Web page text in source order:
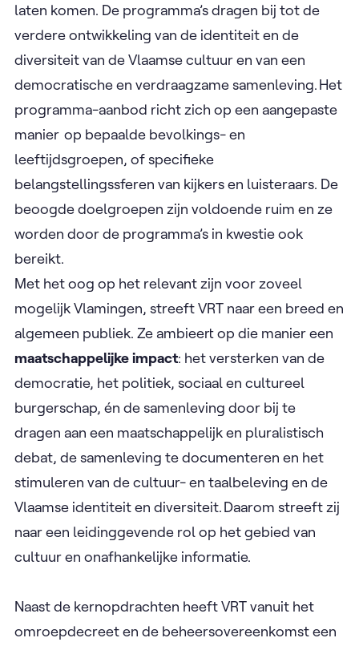
laten komen. De programma’s dragen bij tot de
verdere ontwikkeling van de identiteit en de
diversiteit van de Vlaamse cultuur en van een
democratische en verdraagzame samenleving. Het
programma-aanbod richt zich op een aangepaste
manier op bepaalde bevolkings- en
leeftijdsgroepen, of specifieke
belangstellingssferen van kijkers en luisteraars. De
beoogde doelgroepen zijn voldoende ruim en ze
worden door de programma’s in kwestie ook
bereikt.
Met het oog op het relevant zijn voor zoveel
mogelijk Vlamingen, streeft VRT naar een breed en
algemeen publiek. Ze ambieert op die manier een
maatschappelijke impact: het versterken van de
democratie, het politiek, sociaal en cultureel
burgerschap, én de samenleving door bij te
dragen aan een maatschappelijk en pluralistisch
debat, de samenleving te documenteren en het
stimuleren van de cultuur- en taalbeleving en de
Vlaamse identiteit en diversiteit. Daarom streeft zij
naar een leidinggevende rol op het gebied van
cultuur en onafhankelijke informatie.
Naast de kernopdrachten heeft VRT vanuit het
omroepdecreet en de beheersovereenkomst een